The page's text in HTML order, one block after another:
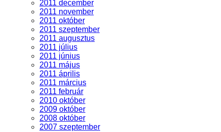
2011 december
2011 november
2011 október
2011 szeptember
2011 augusztus
2011 július
2011 június
2011 május
2011 április
2011 március
2011 február
2010 október
2009 október
2008 október
2007 szeptember